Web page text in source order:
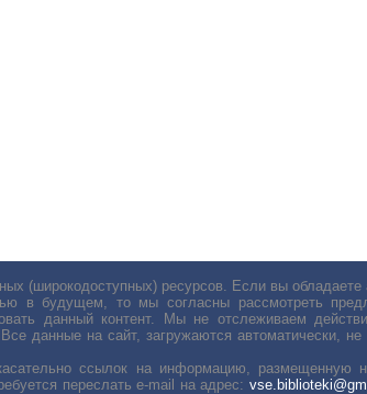
(широкодоступных) ресурсов. Если вы
в будущем, то мы согласны рассмотреть
данный контент. Мы не отслеживаем
данные на сайт, загружаются автоматически,
ссылок на информацию, размещенную
переслать е-mail на адрес: